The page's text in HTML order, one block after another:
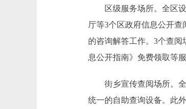
区级服务场所。全区设
厅等3个区政府信息公开
的咨询解答工作。3个查
息公开指南》免费领取等服
街乡宣传查阅场所。全
统一的自助查询设备。此